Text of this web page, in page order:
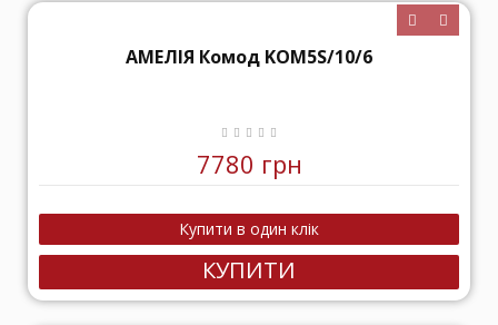
АМЕЛІЯ Комод KOM5S/10/6
7780 грн
КУПИТИ